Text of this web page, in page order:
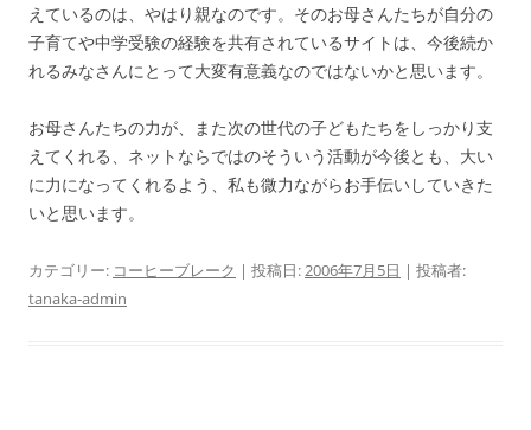
えているのは、やはり親なのです。そのお母さんたちが自分の
子育てや中学受験の経験を共有されているサイトは、今後続か
れるみなさんにとって大変有意義なのではないかと思います。
お母さんたちの力が、また次の世代の子どもたちをしっかり支
えてくれる、ネットならではのそういう活動が今後とも、大い
に力になってくれるよう、私も微力ながらお手伝いしていきた
いと思います。
カテゴリー: コーヒーブレーク | 投稿日:2006年7月5日 | 投稿者:
tanaka-admin